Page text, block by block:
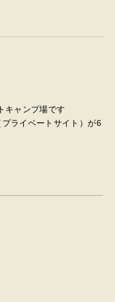
キャンプ場です
ライベートサイト）が6